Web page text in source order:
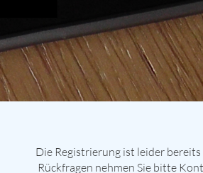
Die Registrierung ist leider bereits
Rückfragen nehmen Sie bitte